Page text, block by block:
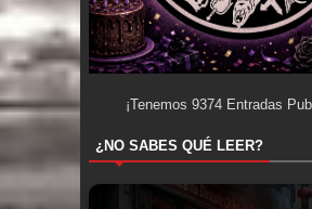
¡Tenemos 9374Entradas
¿NO SABES QUÉ LEER?